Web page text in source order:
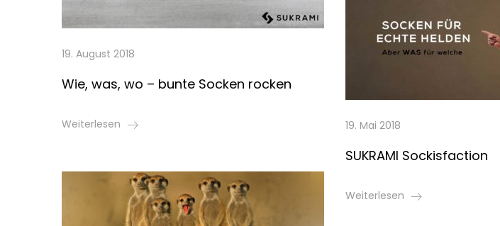
19. August 2018
Wie, was, wo – bunte Socken rocken
Weiterlesen 19. Mai 2018
SUKRAMI Sockisfaction
Weiterlesen